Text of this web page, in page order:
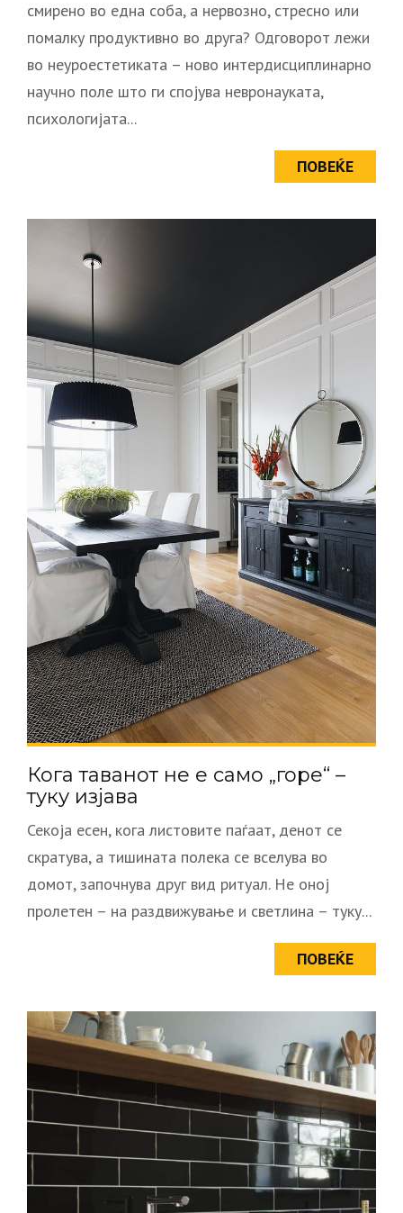
смирено во една соба, а нервозно, стресно или
помалку продуктивно во друга? Одговорот лежи
во неуроестетиката – ново интердисциплинарно
научно поле што ги спојува невронауката,
психологијата...
ПОВЕЌЕ
Кога таванот не е само „горе“ –
туку изјава
Секоја есен, кога листовите паѓаат, денот се
скратува, а тишината полека се вселува во
домот, започнува друг вид ритуал. Не оној
пролетен – на раздвижување и светлина – туку...
ПОВЕЌЕ